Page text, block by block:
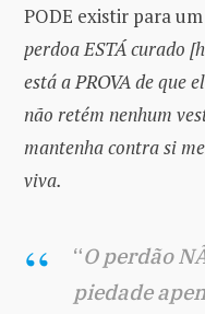
PODE existir para
perdoa ESTÁ curado
está a PROVA de que
não retém nenhum
mantenha contra si
viva.
“O perdão
piedade